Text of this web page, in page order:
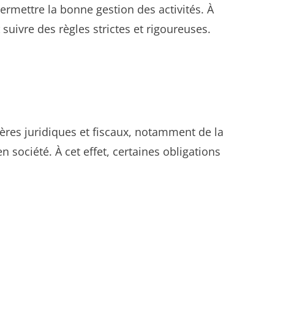
la bonne gestion des activités. À
des règles strictes et rigoureuses.
juridiques et fiscaux, notamment de la
société. À cet effet, certaines obligations